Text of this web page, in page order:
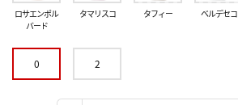
ロサエンポル
バード
タマリスコ タフィー ベルデセコ
0 2